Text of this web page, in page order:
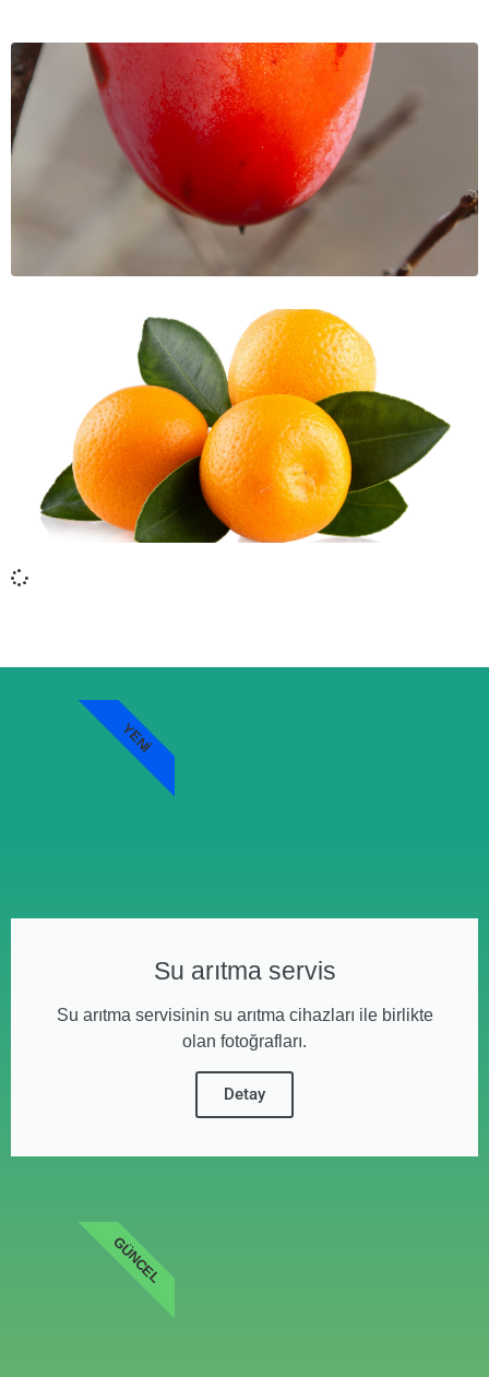
Su arıtma servis
Su arıtma servisinin su arıtma cihazları ile birlikte
olan fotoğrafları.
Detay
YENI
GÜNCEL